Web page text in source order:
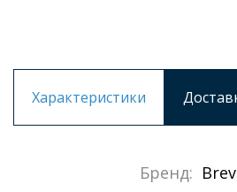
Характеристики
Бренд: